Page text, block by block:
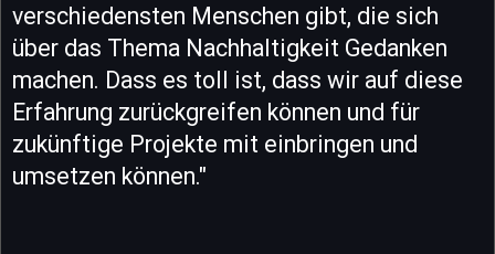
verschiedensten Menschen gibt, die sich
über das Thema Nachhaltigkeit Gedanken
machen. Dass es toll ist, dass wir auf diese
Erfahrung zurückgreifen können und für
zukünftige Projekte mit einbringen und
umsetzen können."